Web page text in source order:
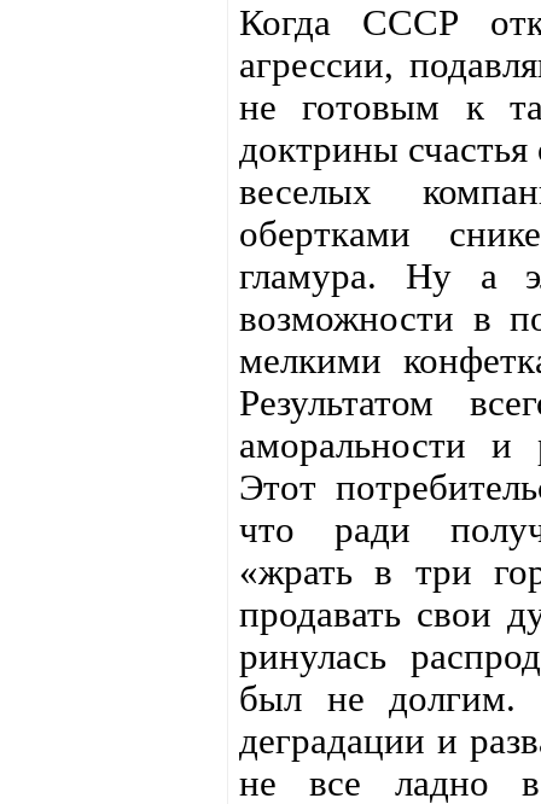
Когда СССР
агрессии,
не готовым к
доктрины
веселых
обертками
гламура. Ну а
возможности в
мелкими
Результатом
аморальности и
Этот
что ради
«жрать в три
продавать свои
ринулась
был не долгим.
деградации и
не все ладно в